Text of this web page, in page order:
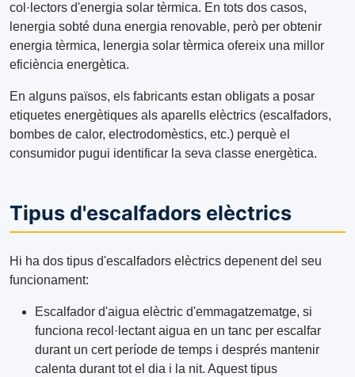
col·lectors d'energia solar tèrmica. En tots dos casos,
lenergia sobté duna energia renovable, però per obtenir
energia tèrmica, lenergia solar tèrmica ofereix una millor
eficiència energètica.
En alguns països, els fabricants estan obligats a posar
etiquetes energètiques als aparells elèctrics (escalfadors,
bombes de calor, electrodomèstics, etc.) perquè el
consumidor pugui identificar la seva classe energètica.
Tipus d'escalfadors elèctrics
Hi ha dos tipus d'escalfadors elèctrics depenent del seu
funcionament:
Escalfador d'aigua elèctric d'emmagatzematge, si
funciona recol·lectant aigua en un tanc per escalfar
durant un cert període de temps i després mantenir
calenta durant tot el dia i la nit. Aquest tipus